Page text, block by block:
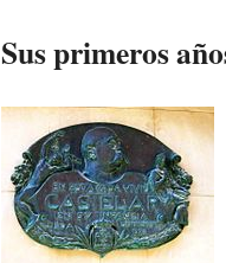
Sus primeros